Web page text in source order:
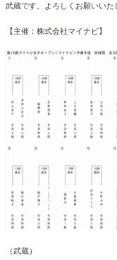
武蔵です。よろしくお願いいた
【主催： 株式会社マイナビ】
（武蔵）